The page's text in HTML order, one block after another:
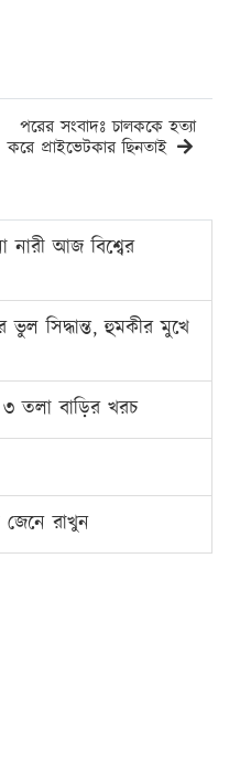
পরের সংবাদঃ চালককে হত্যা
করে প্রাইভেটকার ছিনতাই
নারী আজ বিশ্বের
ভুল সিদ্ধান্ত, হুমকীর মুখে
তলা বাড়ির খরচ
জেনে রাখুন